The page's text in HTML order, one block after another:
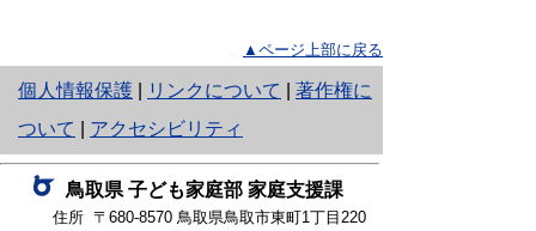
▲ページ上部に戻る
個人情報保護
と
り
ネ
ッ
リンクについて
著作権に
ついて
アクセシビリティ
鳥取県 子ども家庭部 家庭支援課
住所 〒680-8570 鳥取県鳥取市東町1丁目220